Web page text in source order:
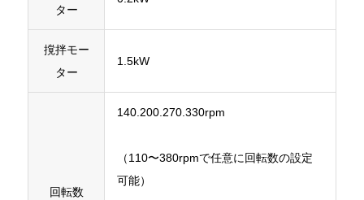
ター
撹拌モー
ター
1.5kW
回転数
140.200.270.330rpm
（110〜380rpmで任意に回転数の設定
可能）